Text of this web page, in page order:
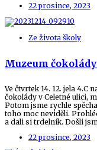
22 prosince, 2023
Ze života školy
Muzeum čokolády
Ve čtvrtek 14. 12. jela 4.C
čokolády v Celetné ulici,
Potom jsme rychle
toho moc neviděli.
a dali si trdelník. Došli
22 prosince, 2023